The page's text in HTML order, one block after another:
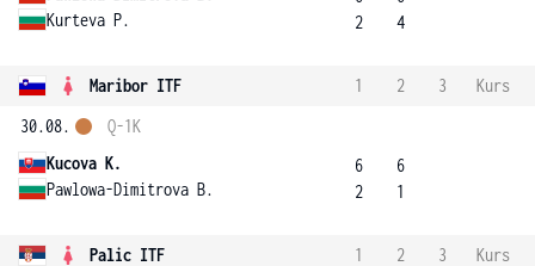
Kurteva P.
2
4
Maribor ITF 1 2 3
Kurs
30.08.
Kucova K.
Pawlowa-Dimitrova B.
Q-1K
6
2
6
1
Palic ITF 1 2 3
Kurs